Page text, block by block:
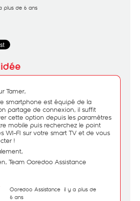
plus de 6 ans
Tamer,
smartphone est équipé de la
partage de connexion, il suffit
cette option depuis les paramètres
mobile puis recherchez le point
WI-FI sur votre smart TV et de vous
!
Team Ooredoo Assistance
Ooredoo Assistance il y a plus de
6 ans